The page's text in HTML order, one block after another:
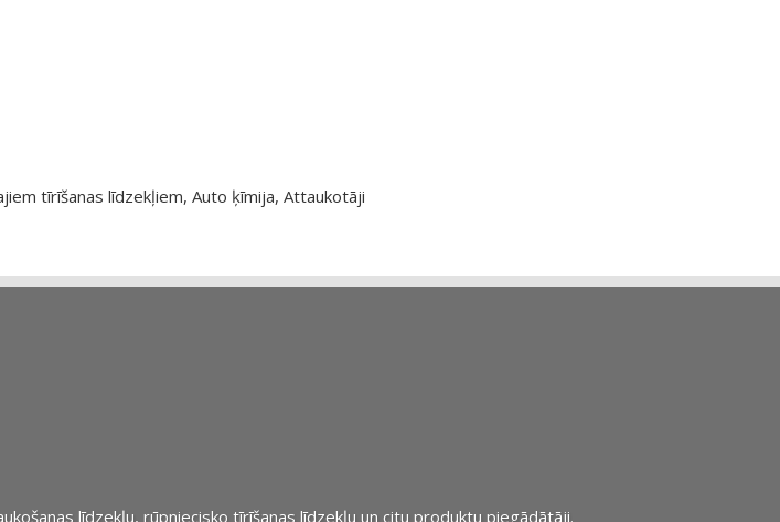
tīrīšanas līdzekļiem, Auto ķīmija, Attaukotāji
līdzekļu, rūpniecisko tīrīšanas līdzekļu un citu produktu piegādātāji.